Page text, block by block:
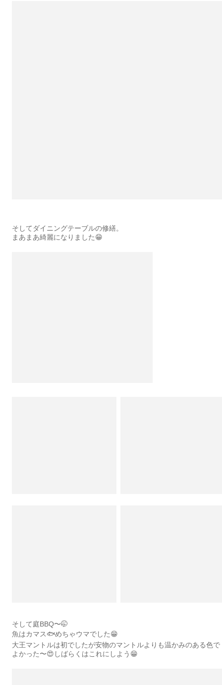
そしてダイニングテーブルの修繕。
まあまあ綺麗になりました😁
そして庭BBQ〜🤭
魚はカマス🐟めちゃウマでした😁
大王マントルは初でしたが安物のマントルよりも温かみのある色で
よかった〜😍しばらくはこれにしよう😁